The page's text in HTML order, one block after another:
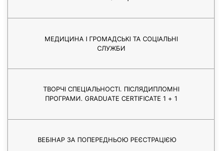
МЕДИЦИНА І ГРОМАДСЬКІ ТА СОЦІАЛЬНІ
СЛУЖБИ
ТВОРЧІ СПЕЦІАЛЬНОСТІ. ПІСЛЯДИПЛОМНІ
ПРОГРАМИ. GRADUATE CERTIFICATE 1 + 1
ВЕБІНАР ЗА ПОПЕРЕДНЬОЮ РЕЄСТРАЦІЄЮ